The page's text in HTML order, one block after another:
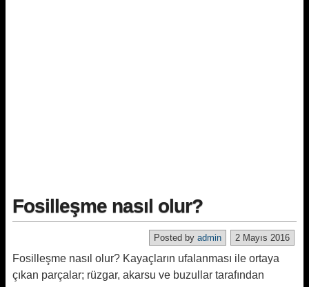
Fosilleşme nasıl olur?
2 Mayıs 2016
Posted by admin
Fosilleşme nasıl olur? Kayaçların ufalanması ile ortaya
çıkan parçalar; rüzgar, akarsu ve buzullar tarafından